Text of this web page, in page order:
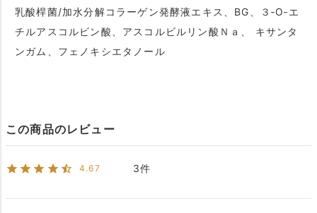
乳酸桿菌/加水分解コラーゲン発酵液エキス、BG、３‐O‐エ
チルアスコルビン酸、アスコルビルリン酸Ｎａ、 キサンタ
ンガム、フェノキシエタノール
この商品のレビュー
4.67 3